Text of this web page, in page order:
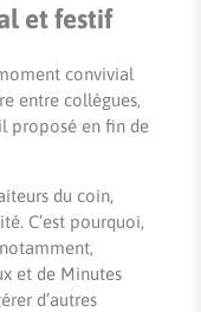
et festif
convivial
entre collègues,
proposé en fin de
du coin,
C’est pourquoi,
et de Minutes
d’autres